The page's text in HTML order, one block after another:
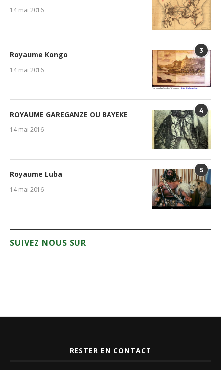
14 mai 2016
3
Royaume Kongo
14 mai 2016
4
ROYAUME GAREGANZE OU BAYEKE
14 mai 2016
5
Royaume Luba
14 mai 2016
SUIVEZ NOUS SUR
RESTER EN CONTACT